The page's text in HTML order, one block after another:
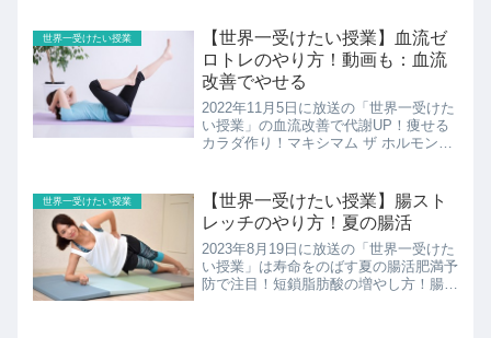
世界一受けたい授業
【世界一受けたい授業】血流ゼ
ロトレのやり方！動画も：血流
改善でやせる
2022年11月5日に放送の「世界一受けた
い授業」の血流改善で代謝UP！痩せる
カラダ作り！マキシマム ザ ホルモンの
した血流ゼロトレのやり方の紹介です！
世界一受けたい授業
【世界一受けたい授業】腸スト
レッチのやり方！夏の腸活
2023年8月19日に放送の「世界一受けた
い授業」は寿命をのばす夏の腸活肥満予
防で注目！短鎖脂肪酸の増やし方！腸の